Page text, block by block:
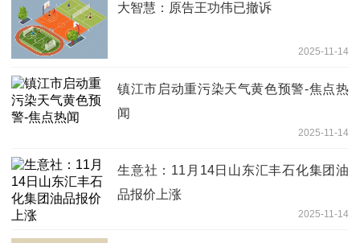
大智慧：原告王功伟已撤诉
2025-11-14
镇江市启动重污染天气黄色预警-焦点热
闻
2025-11-14
生意社：11月14日山东汇丰石化集团油
品报价上涨
2025-11-14